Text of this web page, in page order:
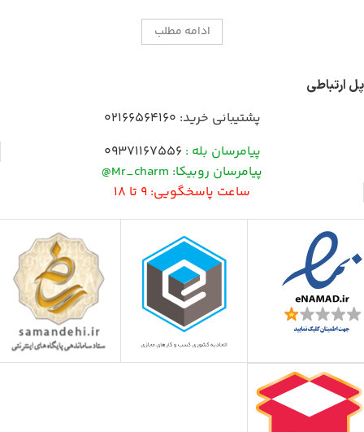
ادامه مطلب
پل ارتباطی
پشتیبانی خرید: 02166564160
پیامرسان بله : 09371167556
پیامرسان روبیکا: Mr_charm@
ساعت پاسخگویی: 9 تا 18